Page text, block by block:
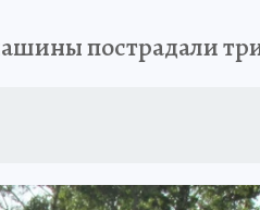
пострадали